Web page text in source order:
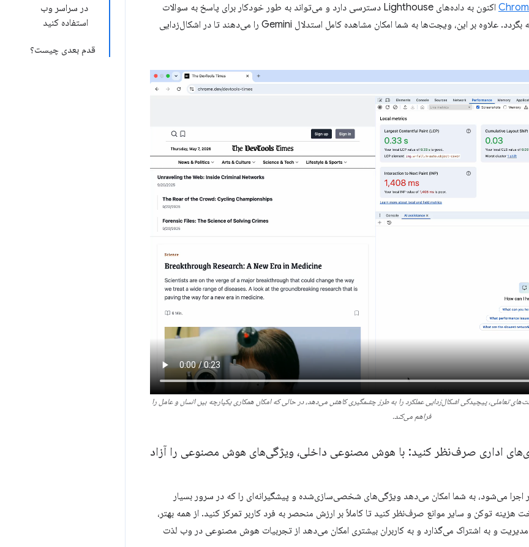
در سراسر وب
استفاده کنید
قدم بعدی چیست؟
اکنون به داده‌های Lighthouse دسترسی دارد و می‌تواند به طور خودکار برای پاسخ به سوالات
بازتر از آنچه قبلاً ممکن بود، به دنبال زمینه بگردد. علاوه بر این، ویجت‌ها به شما امکان مشاهده کامل استدلال Gemini را می‌دهند تا در اشکال‌زدایی
تعاملی، پیچیدگی اشکال‌زدایی عملکرد را به طرز چشمگیری کاهش می‌دهد، در حالی که امکان همکاری یکپارچه بین انسان و عامل را
فراهم می‌کند.
اداری صرف‌نظر کنید: با هوش مصنوعی داخلی، ویژگی‌های هوش مصنوعی را آزاد
می‌شود، به شما امکان می‌دهد ویژگی‌های شخصی‌سازی‌شده و پیشگیرانه‌ای را که در سرور بسیار
هزینه توکن و سایر موانع صرف‌نظر کنید تا کاملاً بر ارزش منحصر به فرد کاربر تمرکز کنید. از همه بهتر،
و به اشتراک می‌گذارد و به کاربران بیشتری امکان می‌دهد از تجربیات هوش مصنوعی در وب لذت